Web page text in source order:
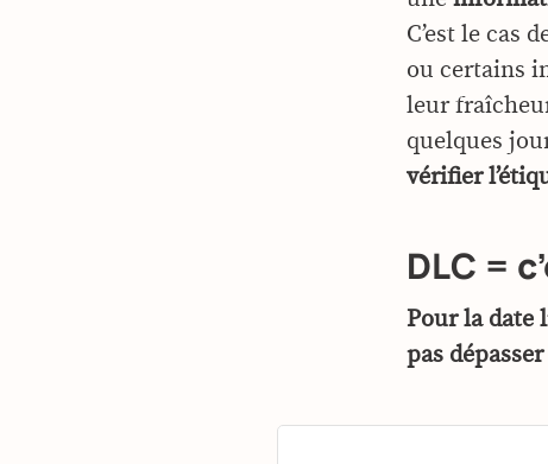
C’est le cas
ou certains
leur
quelques
vérifier
DLC =
Pour la date
pas